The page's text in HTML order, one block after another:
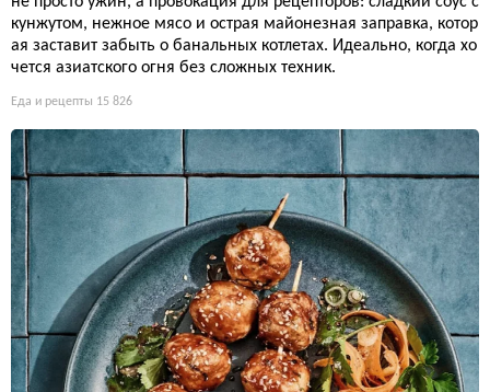
кунжутом, нежное мясо и острая майонезная заправка, котор
ая заставит забыть о банальных котлетах. Идеально, когда хо
чется азиатского огня без сложных техник.
Еда и рецепты 15 826